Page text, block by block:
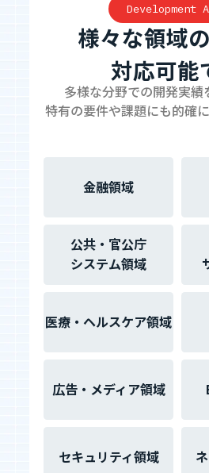
Development
様々な領域
対応可能
多様な分野での開発実績
特有の要件や課題にも的確に
金融領域
公共・官公庁
システム領域
医療・ヘルスケア領域
広告・メディア領域
セキュリティ領域